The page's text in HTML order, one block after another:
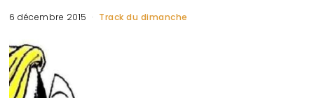
6 décembre 2015 Track du dimanche